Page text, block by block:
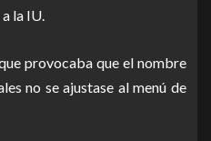
la IU.
provocaba que el nombre
no se ajustase al menú de